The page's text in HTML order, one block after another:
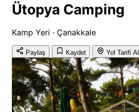
Ütopya Camping
Kamp Yeri · Çanakkale
Paylaş Kaydet Yol Tarifi Al